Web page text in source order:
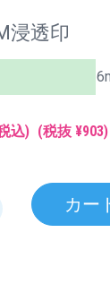
浸透印
込) (税抜 ¥903)
カー